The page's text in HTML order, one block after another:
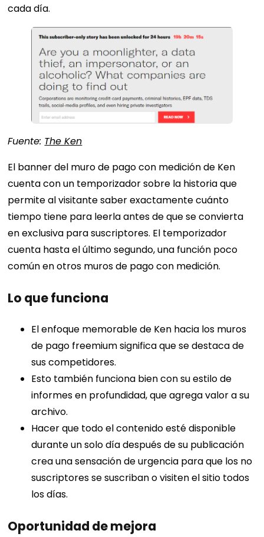
cada día.
Fuente: The Ken
El banner del muro de pago con medición de Ken
cuenta con un temporizador sobre la historia que
permite al visitante saber exactamente cuánto
tiempo tiene para leerla antes de que se convierta
en exclusiva para suscriptores. El temporizador
cuenta hasta el último segundo, una función poco
común en otros muros de pago con medición.
Lo que funciona
El enfoque memorable de Ken hacia los muros
de pago freemium significa que se destaca de
sus competidores.
Esto también funciona bien con su estilo de
informes en profundidad, que agrega valor a su
archivo.
Hacer que todo el contenido esté disponible
durante un solo día después de su publicación
crea una sensación de urgencia para que los no
suscriptores se suscriban o visiten el sitio todos
los días.
Oportunidad de mejora